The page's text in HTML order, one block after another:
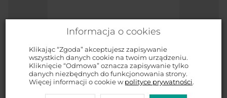
Informacja o cookies
Klikając “Zgoda” akceptujesz zapisywanie
wszystkich danych cookie na twoim urządzeniu.
Kliknięcie “Odmowa” oznacza zapisywanie tylko
danych niezbędnych do funkcjonowania strony.
Więcej informacji o cookie w polityce prywatności.